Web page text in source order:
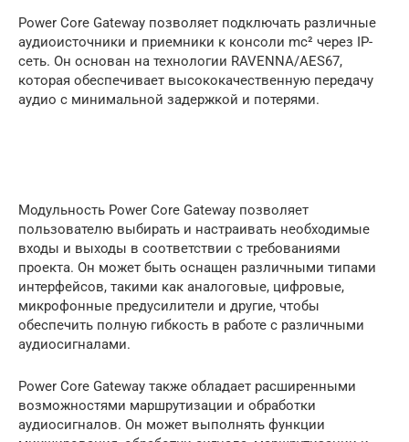
Power Core Gateway позволяет подключать различные
аудиоисточники и приемники к консоли mc² через IP-
сеть. Он основан на технологии RAVENNA/AES67,
которая обеспечивает высококачественную передачу
аудио с минимальной задержкой и потерями.
Модульность Power Core Gateway позволяет
пользователю выбирать и настраивать необходимые
входы и выходы в соответствии с требованиями
проекта. Он может быть оснащен различными типами
интерфейсов, такими как аналоговые, цифровые,
микрофонные предусилители и другие, чтобы
обеспечить полную гибкость в работе с различными
аудиосигналами.
Power Core Gateway также обладает расширенными
возможностями маршрутизации и обработки
аудиосигналов. Он может выполнять функции